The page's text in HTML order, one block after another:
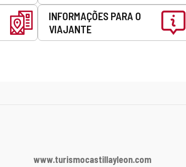
INFORMAÇÕES PARA O
VIAJANTE
www.turismocastillayleon.com